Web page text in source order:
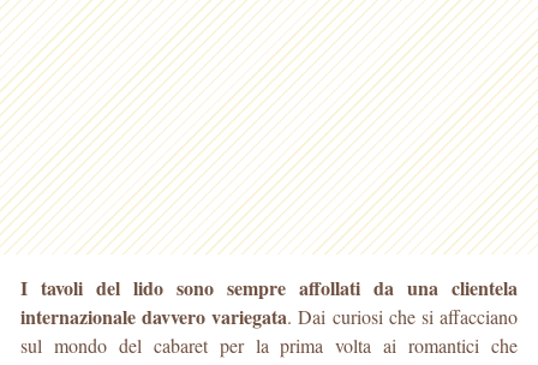
I tavoli del lido sono sempre affollati da una clientela
internazionale davvero variegata. Dai curiosi che si affacciano
sul mondo del cabaret per la prima volta ai romantici che